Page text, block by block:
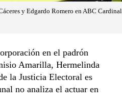
y Edgardo Romero en ABC Cardinal.
en el padrón
Amarilla, Hermelinda
la Justicia Electoral es
no analiza el actuar en